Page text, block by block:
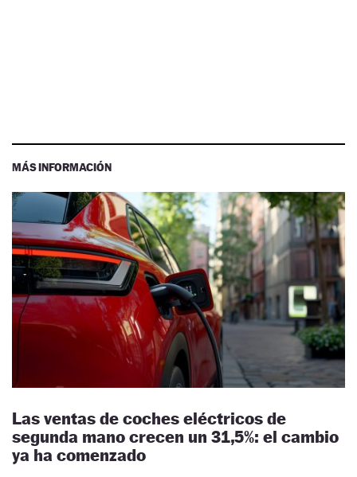
MÁS INFORMACIÓN
Las ventas de coches eléctricos de
segunda mano crecen un 31,5%: el cambio
ya ha comenzado